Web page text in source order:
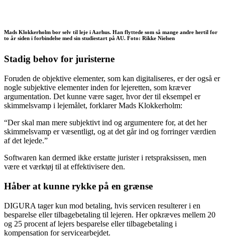
Mads Klokkerholm bor selv til leje i Aarhus. Han flyttede som så mange andre hertil for
to år siden i forbindelse med sin studiestart på AU. Foto: Rikke Nielsen
Stadig behov for juristerne
Foruden de objektive elementer, som kan digitaliseres, er der også er
nogle subjektive elementer inden for lejeretten, som kræver
argumentation. Det kunne være sager, hvor der til eksempel er
skimmelsvamp i lejemålet, forklarer Mads Klokkerholm:
“Der skal man mere subjektivt ind og argumentere for, at det her
skimmelsvamp er væsentligt, og at det går ind og forringer værdien
af det lejede.”
Softwaren kan dermed ikke erstatte jurister i retspraksissen, men
være et værktøj til at effektivisere den.
Håber at kunne rykke på en grænse
DIGURA tager kun mod betaling, hvis servicen resulterer i en
besparelse eller tilbagebetaling til lejeren. Her opkræves mellem 20
og 25 procent af lejers besparelse eller tilbagebetaling i
kompensation for servicearbejdet.